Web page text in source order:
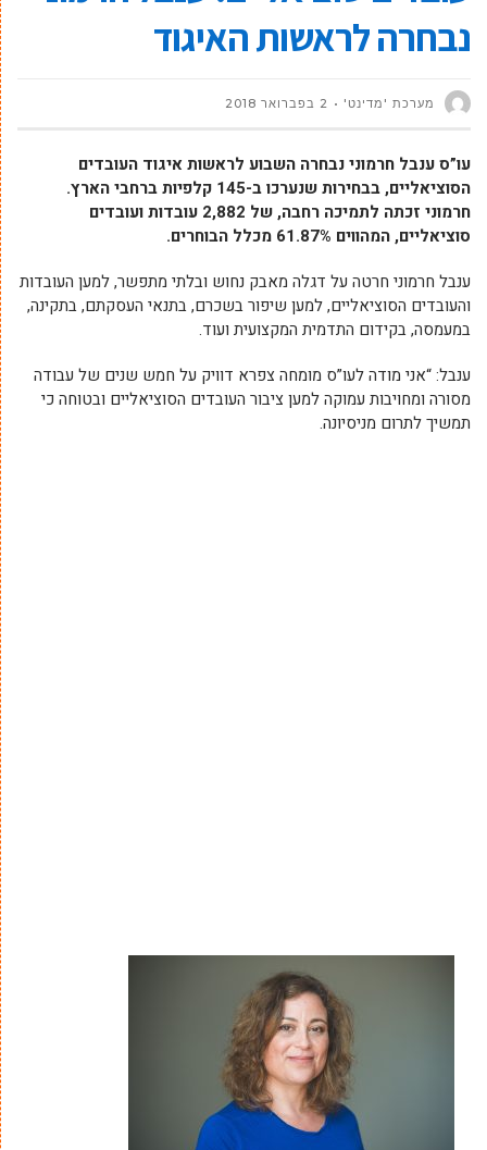
נבחרה לראשות האיגוד
מערכת 'מדינט' 2 בפברואר 2018
עו”ס ענבל חרמוני נבחרה השבוע לראשות איגוד העובדים
הסוציאליים, בבחירות שנערכו ב-145 קלפיות ברחבי הארץ.
חרמוני זכתה לתמיכה רחבה, של 2,882 עובדות ועובדים
סוציאליים, המהווים 61.87% מכלל הבוחרים.
ענבל חרמוני חרטה על דגלה מאבק נחוש ובלתי מתפשר, למען העובדות
והעובדים הסוציאליים, למען שיפור בשכרם, בתנאי העסקתם, בתקינה,
במעמסה, בקידום התדמית המקצועית ועוד.
ענבל: “אני מודה לעו”ס מומחה צפרא דוויק על חמש שנים של עבודה
מסורה ומחויבות עמוקה למען ציבור העובדים הסוציאליים ובטוחה כי
תמשיך לתרום מניסיונה.